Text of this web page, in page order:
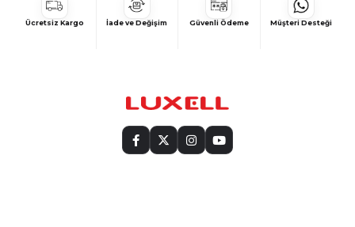
Ücretsiz Kargo İade ve Değişim Güvenli Ödeme Müşteri Desteği